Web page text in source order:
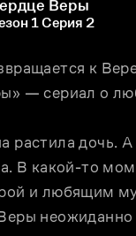
Веры
1 Серия 2
к
— сериал о
растила дочь. А
В какой-то
и любящим